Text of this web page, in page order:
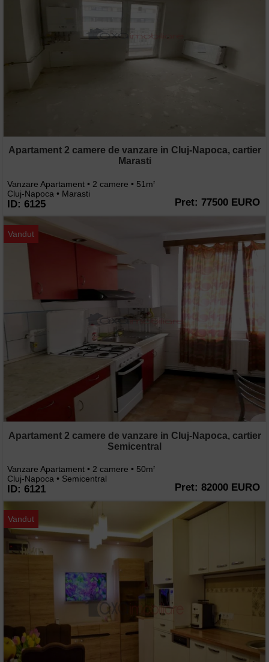
Apartament 2 camere de vanzare in Cluj-Napoca, cartier
Marasti
Vanzare Apartament • 2 camere • 51m2
Cluj-Napoca • Marasti
ID: 6125 Pret: 77500 EURO
Vandut
Apartament 2 camere de vanzare in Cluj-Napoca, cartier
Semicentral
Vanzare Apartament • 2 camere • 50m2
Cluj-Napoca • Semicentral
ID: 6121 Pret: 82000 EURO
Vandut